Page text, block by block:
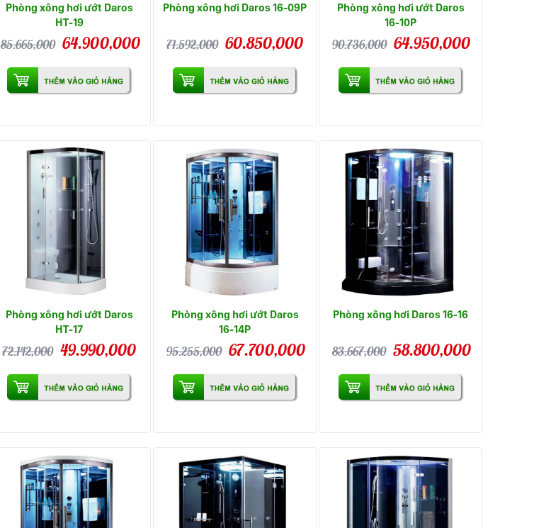
Phòng xông hơi ướt Daros
HT-19
85.665,000 64.900,000
Phòng xông hơi Daros 16-09P
71.592,000 60.850,000
Phòng xông hơi ướt Daros
16-10P
90.736,000 64.950,000
Phòng xông hơi ướt Daros
HT-17
72.142,000 49.990,000
Phòng xông hơi ướt Daros
16-14P
95.255,000 67.700,000
Phòng xông hơi Daros 16-16
83.667,000 58.800,000